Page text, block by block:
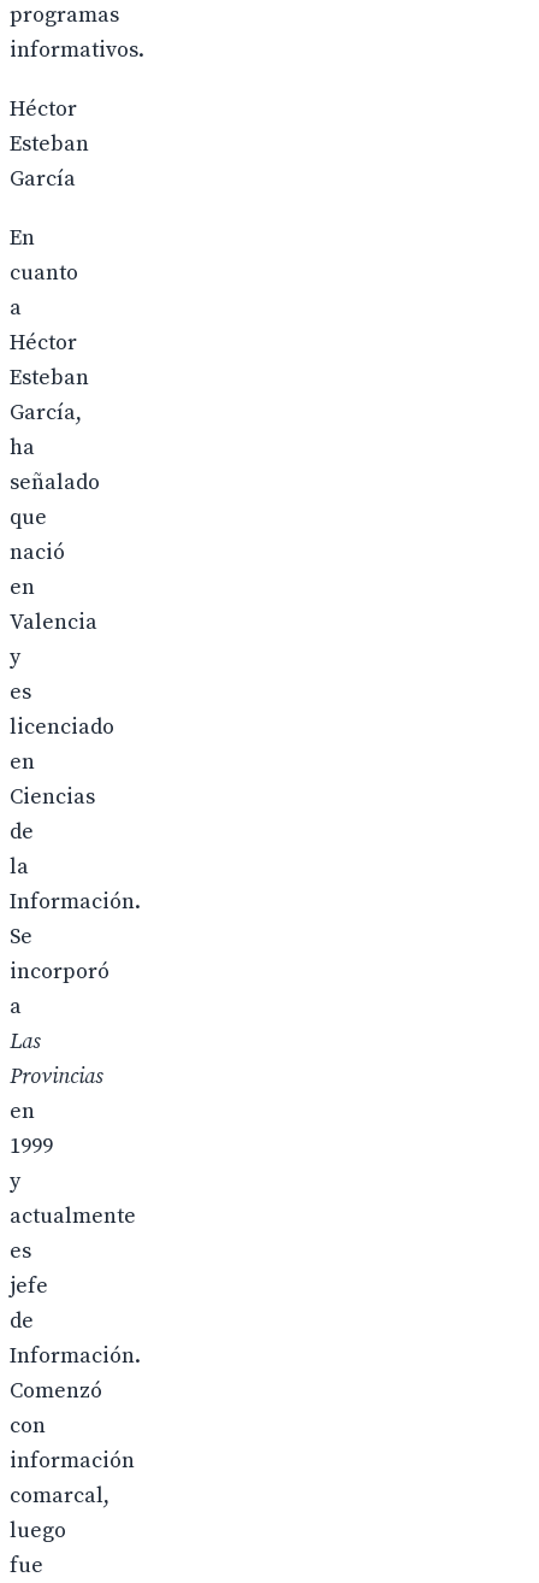
programas
informativos.
Héctor
Esteban
García
En
cuanto
a
Héctor
Esteban
García,
ha
señalado
que
nació
en
Valencia
y
es
licenciado
en
Ciencias
de
la
Información.
Se
incorporó
a
Las
Provincias
en
1999
y
actualmente
es
jefe
de
Información.
Comenzó
con
información
comarcal,
luego
fue